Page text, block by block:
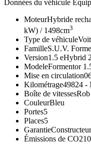
Données du véhicule
MoteurHybride
kW) / 1498cm3
Type de véhicule
FamilleS.U.V.
Version1.5 eHybrid
ModeleFormentor
Mise en circulation
Kilométrage49824 -
Boîte de vitesses
CouleurBleu
Portes5
Places5
GarantieConstructeur
Émissions de CO2